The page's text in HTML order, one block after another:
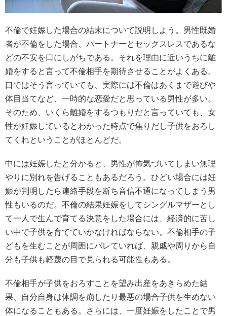
不倫で妊娠した場合の結末について説明しよう。男性既婚
者が不倫をした場合、パートナーとセックスレスであるな
どの不安を口にしがちである。それを理由に近いうちに離
婚をすると言って不倫相手を期待させることがよくある。
口ではそう言っていても、実際には不倫はあくまで遊びや
体目当てなど、一時的な恋愛だと思っている男性が多い。
そのため、いくら離婚をするつもりだと言っていても、女
性が妊娠しているとわかった時点で焦りだし子供をおろし
てくれということがほとんどだ。
中には妊娠したと分かると、男性が怖気づいてしまい無理
やりに別れを告げることもあるだろう。ひどい場合には妊
娠が判明したら連絡手段を断ち音信不通になってしまう男
性もいるのだ。不倫の結果妊娠をしてシングルマザーとし
て一人で生んで育てる決意をした場合には、経済的に苦し
い中で子供を育てていかなければならない。不倫相手の子
どもを生むことが周囲にバレていれば、親戚や周りから自
分も子供も軽蔑の目で見られる可能性もある。
不倫相手が子供をおろすことを望み出産をあきらめた結
果、自分自身は体調を崩したり最悪の場合子供を生めない
体になることもある。さらには、一度妊娠をしたことで男